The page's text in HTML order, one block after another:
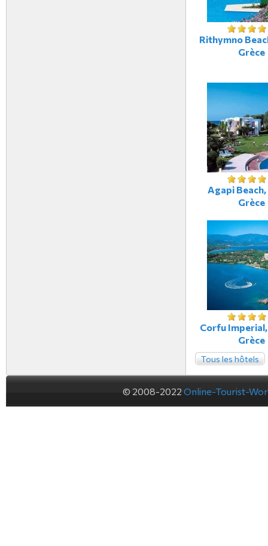
Rithymno
Grèce
Agapi
Grèce
Corfu
Grèce
Tous les hôtels
© 2008-2022 Online-Tourist-